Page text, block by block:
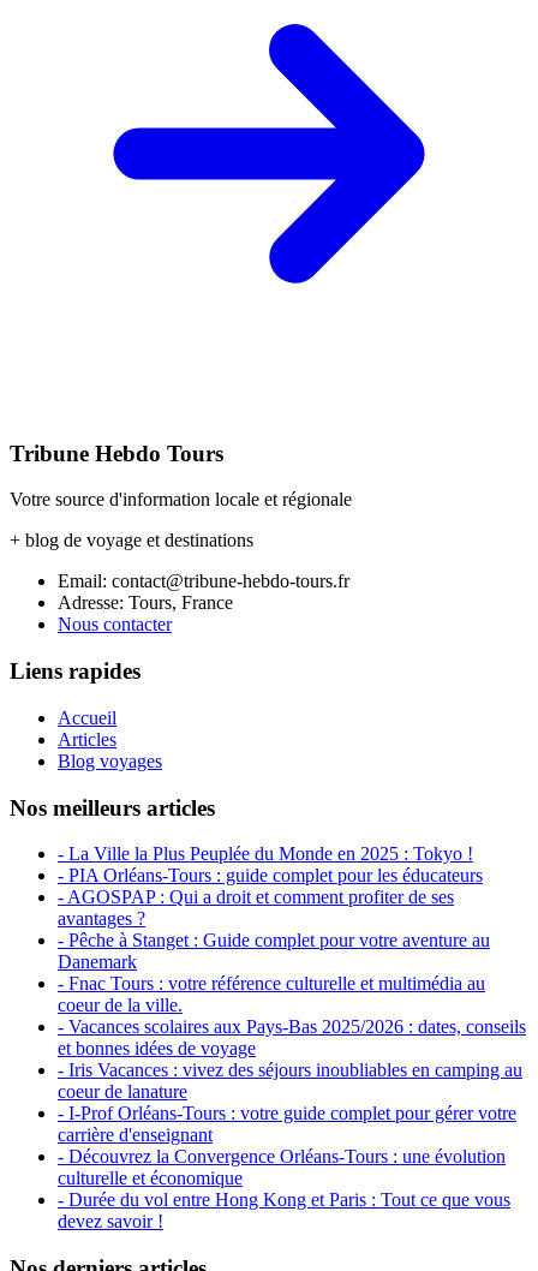
Tribune Hebdo Tours
Votre source d'information locale et régionale
+ blog de voyage et destinations
Email: contact@tribune-hebdo-tours.fr
Adresse: Tours, France
Nous contacter
Liens rapides
Accueil
Articles
Blog voyages
Nos meilleurs articles
- La Ville la Plus Peuplée du Monde en 2025 : Tokyo !
- PIA Orléans-Tours : guide complet pour les éducateurs
- AGOSPAP : Qui a droit et comment profiter de ses
avantages ?
- Pêche à Stanget : Guide complet pour votre aventure au
Danemark
- Fnac Tours : votre référence culturelle et multimédia au
coeur de la ville.
- Vacances scolaires aux Pays-Bas 2025/2026 : dates, conseils
et bonnes idées de voyage
- Iris Vacances : vivez des séjours inoubliables en camping au
coeur de lanature
- I-Prof Orléans-Tours : votre guide complet pour gérer votre
carrière d'enseignant
- Découvrez la Convergence Orléans-Tours : une évolution
culturelle et économique
- Durée du vol entre Hong Kong et Paris : Tout ce que vous
devez savoir !